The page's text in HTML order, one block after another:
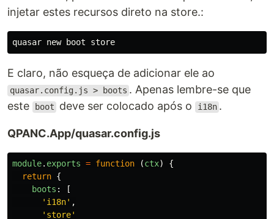
injetar estes recursos direto na store.:
E claro, não esqueça de adicionar ele ao
quasar.config.js > boots . Apenas lembre-se que
este
boot deve ser colocado após o i18n .
QPANC.App/quasar.config.js
module. exports = function (ctx)
{
return {
boots :
[
' i18n' ,
' store'